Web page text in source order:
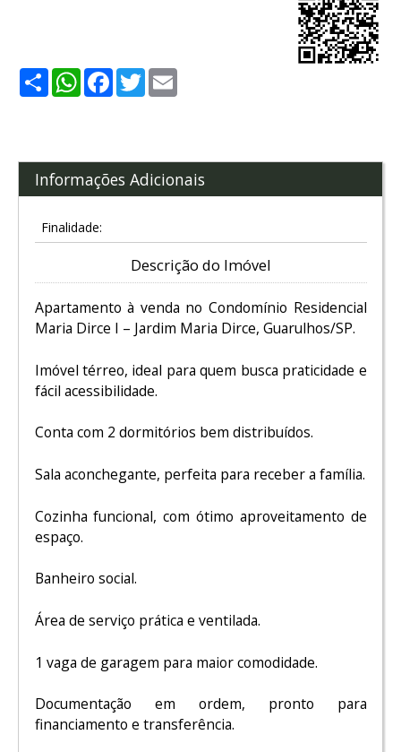
ShareWhatsApp
Facebook
Twitter
Informações Adicionais
Finalidade:
Descrição do Imóvel
Apartamento à venda no Condomínio Residencial
Maria Dirce I – Jardim Maria Dirce, Guarulhos/SP.
Imóvel térreo, ideal para quem busca praticidade e
fácil acessibilidade.
Conta com 2 dormitórios bem distribuídos.
Sala aconchegante, perfeita para receber a família.
Cozinha funcional, com ótimo aproveitamento de
espaço.
Banheiro social.
Área de serviço prática e ventilada.
1 vaga de garagem para maior comodidade.
Documentação em ordem, pronto para
financiamento e transferência.